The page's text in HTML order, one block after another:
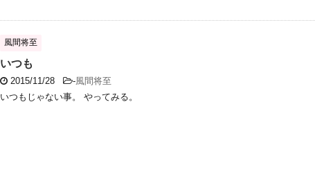
風間将至
いつも
2015/11/28 -風間将至
いつもじゃない事。 やってみる。